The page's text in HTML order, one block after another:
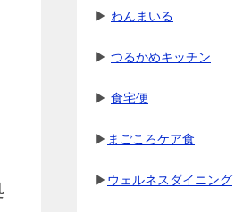
▶ わんまいる
▶ つるかめキッチン
▶ 食宅便
▶ まごころケア食
▶ ウェルネスダイニング